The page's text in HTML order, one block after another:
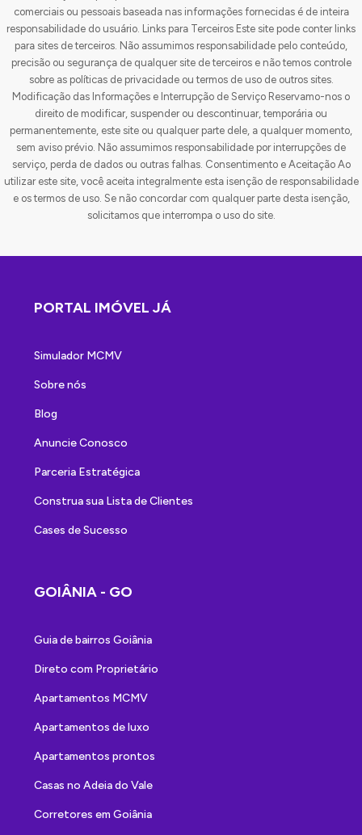
comerciais ou pessoais baseada nas informações fornecidas é de inteira
responsabilidade do usuário. Links para Terceiros Este site pode conter links
para sites de terceiros. Não assumimos responsabilidade pelo conteúdo,
precisão ou segurança de qualquer site de terceiros e não temos controle
sobre as políticas de privacidade ou termos de uso de outros sites.
Modificação das Informações e Interrupção de Serviço Reservamo-nos o
direito de modificar, suspender ou descontinuar, temporária ou
permanentemente, este site ou qualquer parte dele, a qualquer momento,
sem aviso prévio. Não assumimos responsabilidade por interrupções de
serviço, perda de dados ou outras falhas. Consentimento e Aceitação Ao
utilizar este site, você aceita integralmente esta isenção de responsabilidade
e os termos de uso. Se não concordar com qualquer parte desta isenção,
solicitamos que interrompa o uso do site.
PORTAL IMÓVEL JÁ
Simulador MCMV
Sobre nós
Blog
Anuncie Conosco
Parceria Estratégica
Construa sua Lista de Clientes
Cases de Sucesso
GOIÂNIA - GO
Guia de bairros Goiânia
Direto com Proprietário
Apartamentos MCMV
Apartamentos de luxo
Apartamentos prontos
Casas no Adeia do Vale
Corretores em Goiânia